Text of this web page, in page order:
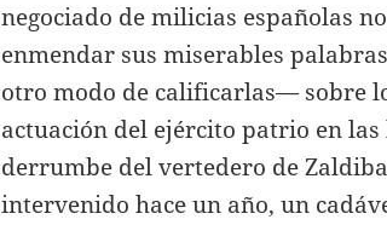
negociado de milicias españolas
enmendar sus miserables
otro modo de calificarlas— sobre
actuación del ejército patrio en
derrumbe del vertedero de
intervenido hace un año, un